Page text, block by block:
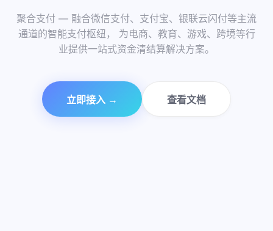
99.99%
资金安全
0.2s
极速到账
200+
支付通道
10万+
商户信赖
聚合支付 — 融合微信支付、支付宝、银联云闪付等主流
通道的智能支付枢纽， 为电商、教育、游戏、跨境等行
业提供一站式资金清结算解决方案。
立即接入 → 查看文档